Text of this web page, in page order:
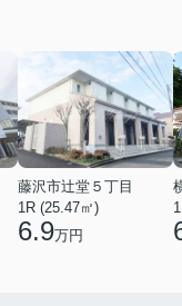
藤沢市辻堂５丁目
1R (25.47㎡)
6.9万円